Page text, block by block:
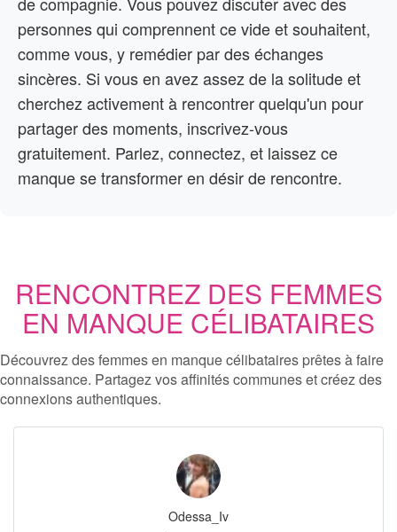
personnes qui comprennent ce vide et souhaitent,
comme vous, y remédier par des échanges
sincères. Si vous en avez assez de la solitude et
cherchez activement à rencontrer quelqu'un pour
partager des moments, inscrivez-vous
gratuitement. Parlez, connectez, et laissez ce
manque se transformer en désir de rencontre.
RENCONTREZ DES FEMMES
EN MANQUE CÉLIBATAIRES
Découvrez des femmes en manque célibataires prêtes à faire
connaissance. Partagez vos affinités communes et créez des
connexions authentiques.
Odessa_Iv